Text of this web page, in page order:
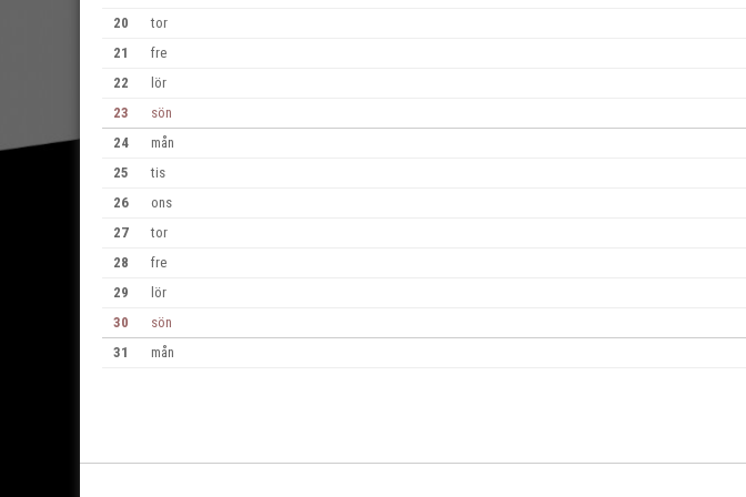
20
tor
21
fre
22
lör
23
sön
24
mån
25
tis
26
ons
27
tor
28
fre
29
lör
30
sön
31 mån